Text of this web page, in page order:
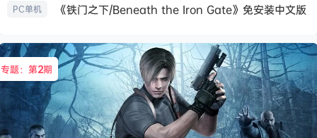
PC单机 《铁门之下/Beneath the Iron Gate》免安装中文版
专题：第2期